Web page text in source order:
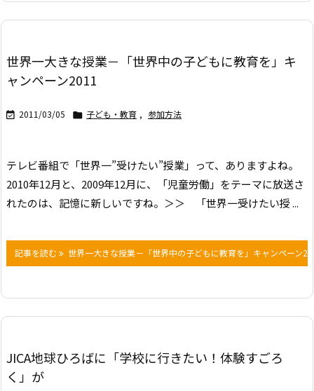
世界一大きな授業－「世界中の子どもに教育を」キ
ャンペーン2011
 2011/03/05  子ども・教育 , 参加方法
テレビ番組で「世界一”受けたい”授業」って、ありますよね。
2010年12月と、2009年12月に、
「児童労働」をテーマに放送さ
れたのは、記憶に新しいですね。 ＞＞ 「世界一受けたい授 ...
記事を読む 世界一大きな授業－「世界中の子どもに教育を」キャンペーン
JICA地球ひろばに「学校に行きたい！体験すごろ
く」が